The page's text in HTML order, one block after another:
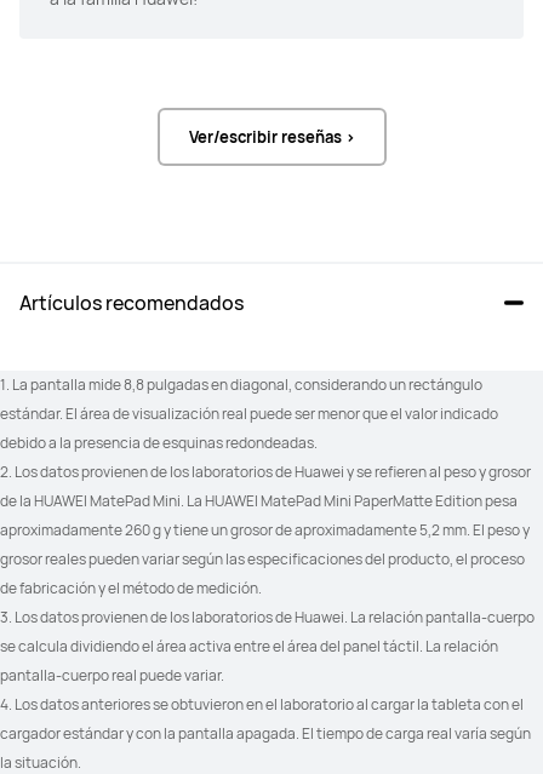
Ver/escribir reseñas >
Artículos recomendados
1. La pantalla mide 8,8 pulgadas en diagonal, considerando un rectángulo
estándar. El área de visualización real puede ser menor que el valor indicado
debido a la presencia de esquinas redondeadas.
2. Los datos provienen de los laboratorios de Huawei y se refieren al peso y grosor
de la HUAWEI MatePad Mini. La HUAWEI MatePad Mini PaperMatte Edition pesa
aproximadamente 260 g y tiene un grosor de aproximadamente 5,2 mm. El peso y
grosor reales pueden variar según las especificaciones del producto, el proceso
de fabricación y el método de medición.
3. Los datos provienen de los laboratorios de Huawei. La relación pantalla-cuerpo
se calcula dividiendo el área activa entre el área del panel táctil. La relación
pantalla-cuerpo real puede variar.
4. Los datos anteriores se obtuvieron en el laboratorio al cargar la tableta con el
cargador estándar y con la pantalla apagada. El tiempo de carga real varía según
la situación.